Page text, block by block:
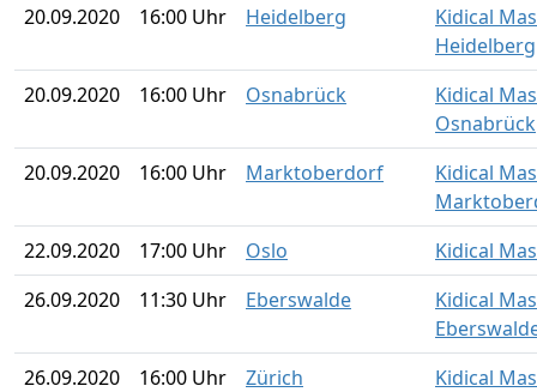
20.09.2020
16:00 Uhr Heidelberg
Kidical
Heidelberg
20.09.2020
16:00 Uhr Osnabrück
Kidical
Osnabrück
20.09.2020
16:00 Uhr Marktoberdorf
Kidical
22.09.2020
17:00 Uhr Oslo
Kidical
26.09.2020
11:30 Uhr Eberswalde
Kidical
26.09.2020
16:00 Uhr Zürich
Kidical